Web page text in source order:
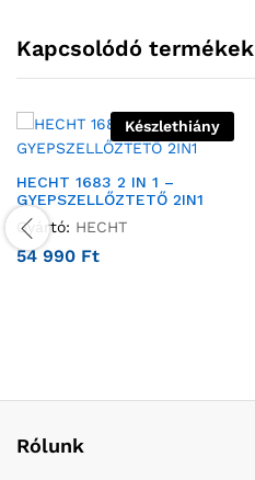
Kapcsolódó termékek
Készlethiány
HECHT 1683 2 IN 1 –
GYEPSZELLŐZTETŐ 2IN1
Gyártó: HECHT
54 990 Ft
Rólunk